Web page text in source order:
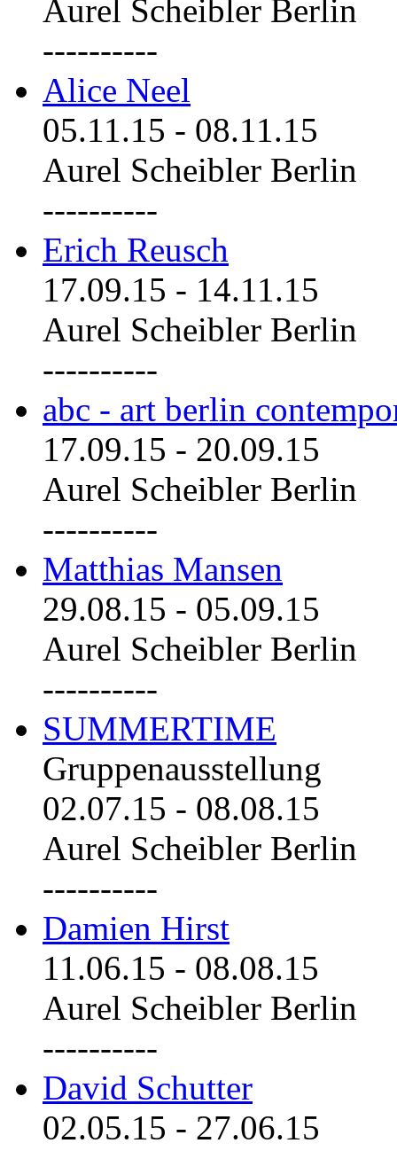
Aurel Scheibler Berlin
----------
Alice Neel
05.11.15 - 08.11.15
Aurel Scheibler Berlin
----------
Erich Reusch
17.09.15 - 14.11.15
Aurel Scheibler Berlin
----------
abc - art berlin
17.09.15 - 20.09.15
Aurel Scheibler Berlin
----------
Matthias Mansen
29.08.15 - 05.09.15
Aurel Scheibler Berlin
----------
SUMMERTIME
Gruppenausstellung
02.07.15 - 08.08.15
Aurel Scheibler Berlin
----------
Damien Hirst
11.06.15 - 08.08.15
Aurel Scheibler Berlin
----------
David Schutter
02.05.15 - 27.06.15